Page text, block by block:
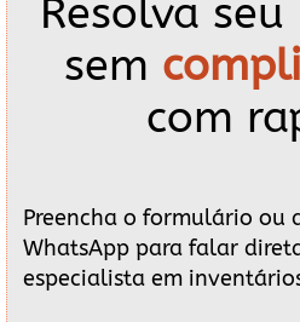
Resolva
sem
com
Preencha o formulário ou
WhatsApp para falar
especialista em